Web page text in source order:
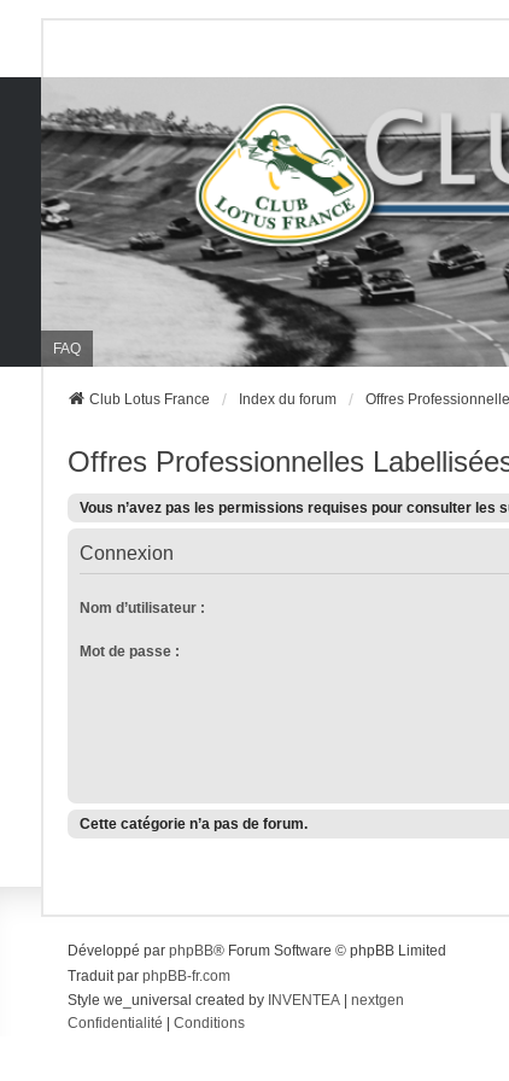
FAQ
Club Lotus France Index du forum Offres
Offres Professionnelles
Vous n’avez pas les permissions requises pour consulter les
Connexion
Nom d’utilisateur :
Mot de passe :
Cette catégorie n’a pas de forum.
Développé par phpBB® Forum Software © phpBB Limited
Traduit par phpBB-fr.com
Style we_universal created by INVENTEA| nextgen
Confidentialité
Conditions